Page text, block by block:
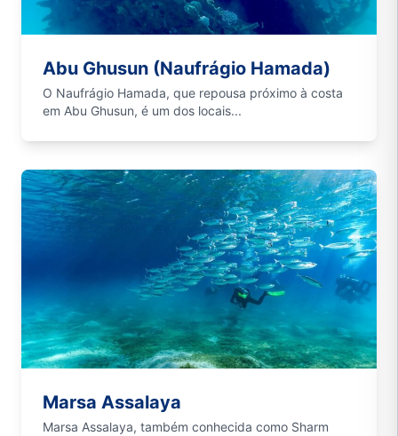
Abu Ghusun (Naufrágio Hamada)
O Naufrágio Hamada, que repousa próximo à costa
em Abu Ghusun, é um dos locais...
Marsa Assalaya
Marsa Assalaya, também conhecida como Sharm